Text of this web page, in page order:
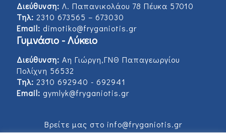
Διεύθυνση: Λ. Παπανικολάου 78 Πέυκα 57010
Τηλ: 2310 673565 – 673030
Email: dimotiko@fryganiotis.gr
Γυμνάσιο - Λύκειο
Διεύθυνση: Αη Γιώργη,ΓΝΘ Παπαγεωργίου
Πολίχνη 56532
Τηλ: 2310 692940 - 692941
Email: gymlyk@fryganiotis.gr
Βρείτε μας στο info@fryganiotis.gr